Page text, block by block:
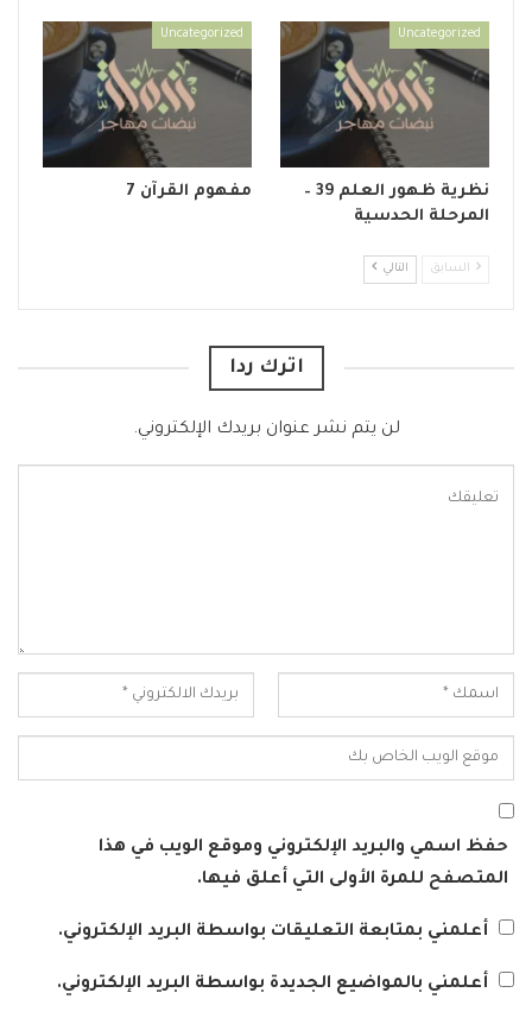
Uncategorized
نظرية ظهور العلم 39 –
المرحلة الحدسية
Uncategorized
مفهوم القرآن 7
السابق التالي
اترك ردا
لن يتم نشر عنوان بريدك الإلكتروني.
حفظ اسمي والبريد الإلكتروني وموقع الويب في هذا
المتصفح للمرة الأولى التي أعلق فيها.
أعلمني بمتابعة التعليقات بواسطة البريد الإلكتروني.
أعلمني بالمواضيع الجديدة بواسطة البريد الإلكتروني.